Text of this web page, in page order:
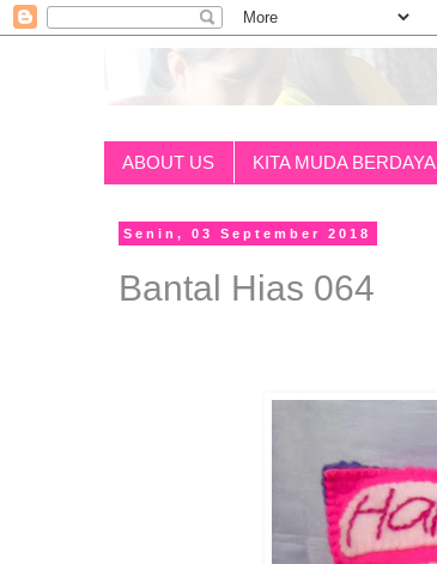
ABOUT US KITA MUDA BERDAYA
Senin, 03 September 2018
Bantal Hias 064